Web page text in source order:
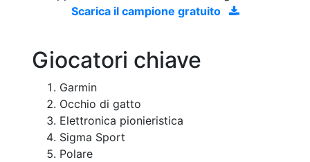
Scarica il campione gratuito
Giocatori chiave
Garmin
Occhio di gatto
Elettronica pionieristica
Sigma Sport
Polare